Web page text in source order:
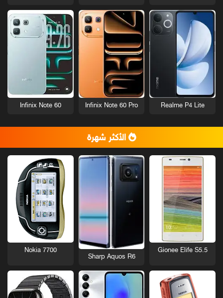
Realme P4 Lite
Infinix Note 60 Pro
Infinix Note 60
الأكثر شهرة
Gionee Elife S5.5
Sharp Aquos R6
Nokia 7700